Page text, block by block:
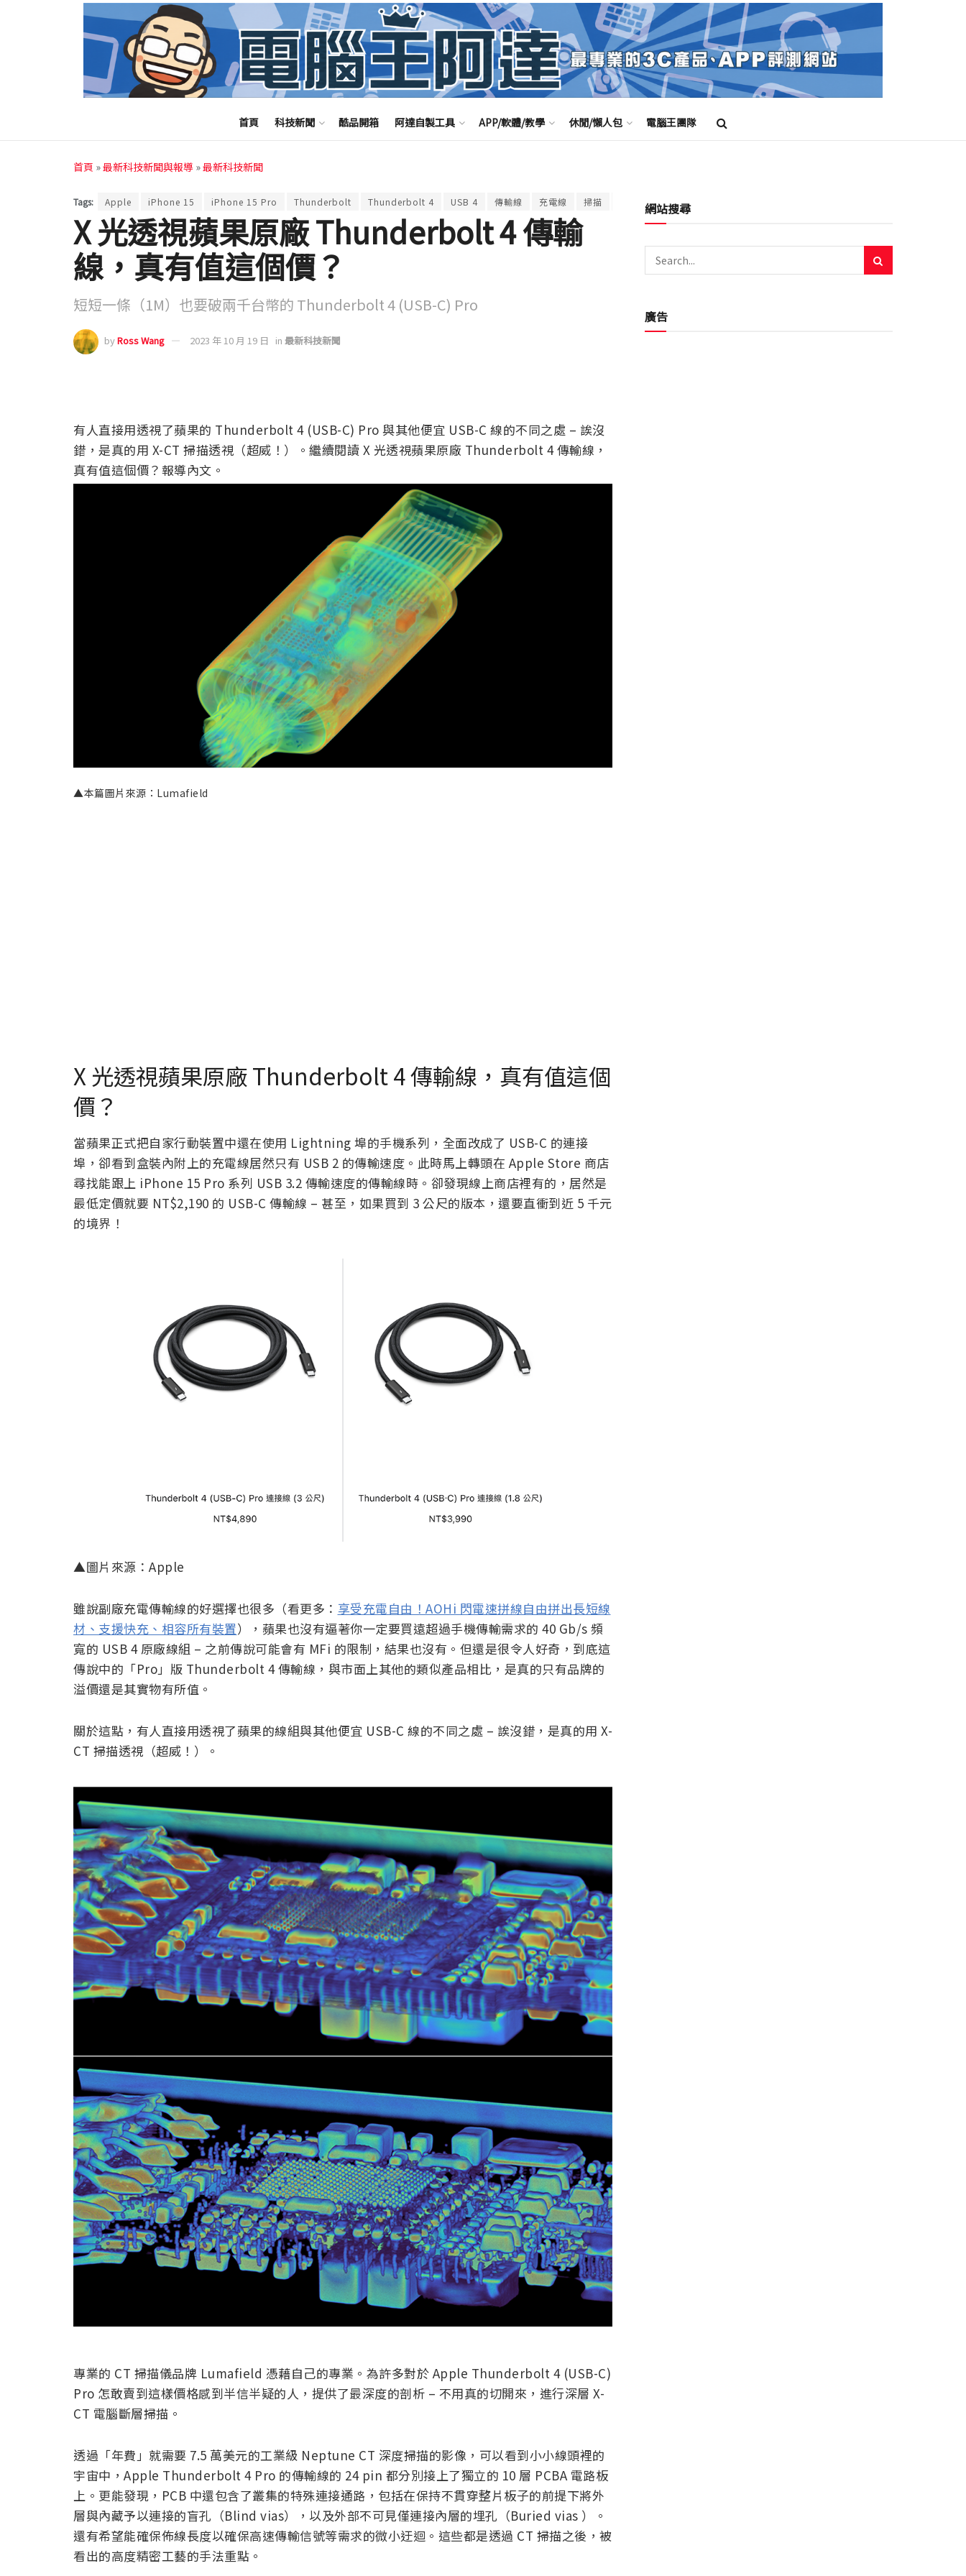
首頁 科技新聞 酷品開箱 阿達自製工具 APP/軟體/教學 休閒/懶人包 電腦王團隊
首頁 »最新科技新聞與報導 »最新科技新聞
Tags: Apple iPhone 15 iPhone 15 Pro Thunderbolt Thunderbolt 4 USB 4 傳輸線 充電線 掃描 透視
X 光透視蘋果原廠 Thunderbolt 4 傳輸
線，真有值這個價？
短短一條（1M）也要破兩千台幣的 Thunderbolt 4 (USB-C) Pro
byRoss Wang 2023 年 10 月 19 日 in 最新科技新聞
有人直接用透視了蘋果的 Thunderbolt 4 (USB-C) Pro 與其他便宜 USB-C 線的不同之處 – 誒沒
錯，是真的用 X-CT 掃描透視（超威！）。繼續閱讀 X 光透視蘋果原廠 Thunderbolt 4 傳輸線，
真有值這個價？報導內文。
▲本篇圖片來源：Lumafield
X 光透視蘋果原廠 Thunderbolt 4 傳輸線，真有值這個
價？
當蘋果正式把自家行動裝置中還在使用 Lightning 埠的手機系列，全面改成了 USB-C 的連接
埠，卻看到盒裝內附上的充電線居然只有 USB 2 的傳輸速度。此時馬上轉頭在 Apple Store 商店
尋找能跟上 iPhone 15 Pro 系列 USB 3.2 傳輸速度的傳輸線時。卻發現線上商店裡有的，居然是
最低定價就要 NT$2,190 的 USB-C 傳輸線 – 甚至，如果買到 3 公尺的版本，還要直衝到近 5 千元
的境界！
▲圖片來源：Apple
雖說副廠充電傳輸線的好選擇也很多（看更多： 享受充電自由！AOHi 閃電速拼線自由拼出長短線
材、支援快充、相容所有裝置），蘋果也沒有逼著你一定要買遠超過手機傳輸需求的 40 Gb/s 頻
寬的 USB 4 原廠線組 – 之前傳說可能會有 MFi 的限制，結果也沒有。但還是很令人好奇，到底這
傳說中的「Pro」版 Thunderbolt 4 傳輸線，與市面上其他的類似產品相比，是真的只有品牌的
溢價還是其實物有所值。
關於這點，有人直接用透視了蘋果的線組與其他便宜 USB-C 線的不同之處 – 誒沒錯，是真的用 X-
CT 掃描透視（超威！）。
專業的 CT 掃描儀品牌 Lumafield 憑藉自己的專業。為許多對於 Apple Thunderbolt 4 (USB-C)
Pro 怎敢賣到這樣價格感到半信半疑的人，提供了最深度的剖析 – 不用真的切開來，進行深層 X-
CT 電腦斷層掃描。
透過「年費」就需要 7.5 萬美元的工業級 Neptune CT 深度掃描的影像，可以看到小小線頭裡的
宇宙中，Apple Thunderbolt 4 Pro 的傳輸線的 24 pin 都分別接上了獨立的 10 層 PCBA 電路板
上。更能發現，PCB 中還包含了叢集的特殊連接通路，包括在保持不貫穿整片板子的前提下將外
層與內藏予以連接的盲孔（Blind vias），以及外部不可見僅連接內層的埋孔（Buried vias ）。
還有希望能確保佈線長度以確保高速傳輸信號等需求的微小迂迴。這些都是透過 CT 掃描之後，被
看出的高度精密工藝的手法重點。
網站搜尋
廣告